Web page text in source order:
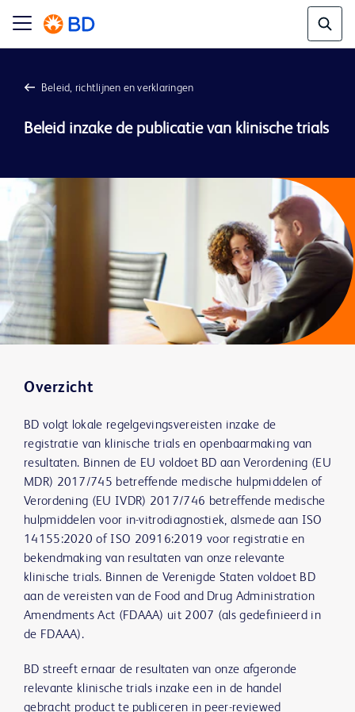
Beleid, richtlijnen en verklaringen
Beleid inzake de publicatie van klinische trials
Overzicht
BD volgt lokale regelgevingsvereisten inzake de
registratie van klinische trials en openbaarmaking van
resultaten. Binnen de EU voldoet BD aan Verordening (EU
MDR) 2017/745 betreffende medische hulpmiddelen of
Verordening (EU IVDR) 2017/746 betreffende medische
hulpmiddelen voor in-vitrodiagnostiek, alsmede aan ISO
14155:2020 of ISO 20916:2019 voor registratie en
bekendmaking van resultaten van onze relevante
klinische trials. Binnen de Verenigde Staten voldoet BD
aan de vereisten van de Food and Drug Administration
Amendments Act (FDAAA) uit 2007 (als gedefinieerd in
de FDAAA).
BD streeft ernaar de resultaten van onze afgeronde
relevante klinische trials inzake een in de handel
gebracht product te publiceren in peer-reviewed